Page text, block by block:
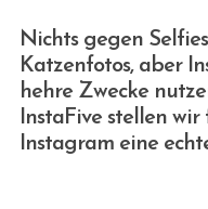
Nichts gegen
Katzenfotos, aber
hehre Zwecke
InstaFive stellen
Instagram eine